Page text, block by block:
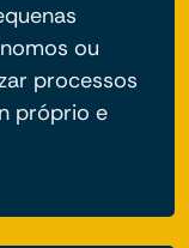
ou
processos
próprio e